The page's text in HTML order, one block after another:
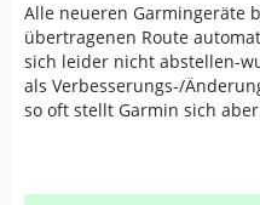
Alle neueren Garmingeräte
übertragenen Route
sich leider nicht abstellen-
als Verbesserungs-/
so oft stellt Garmin sich